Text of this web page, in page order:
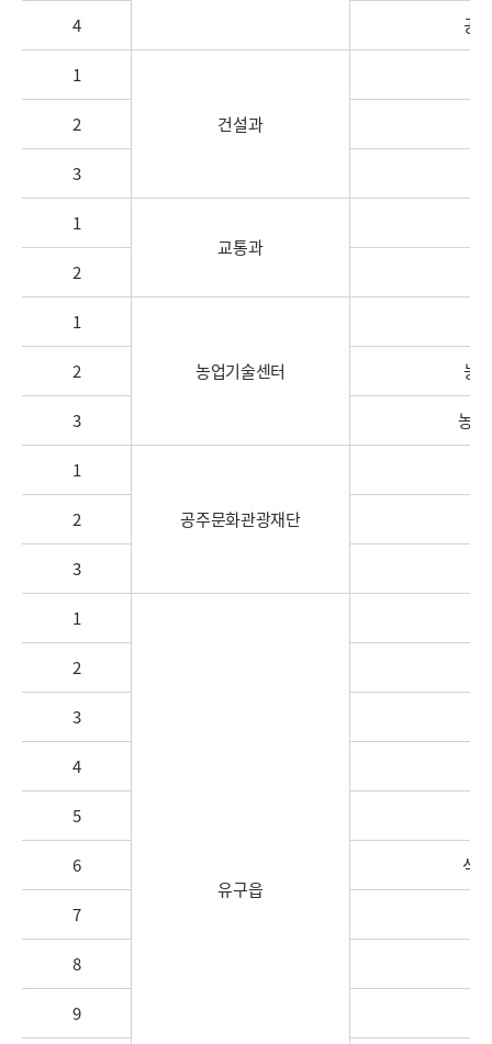
4 공
1
건설과
2
3
1
교통과
2
1
농업기술센터
2 농
3 농
1
공주문화관광재단
2
3
1
유구읍
2
3
4
5
6 석
7
8
9